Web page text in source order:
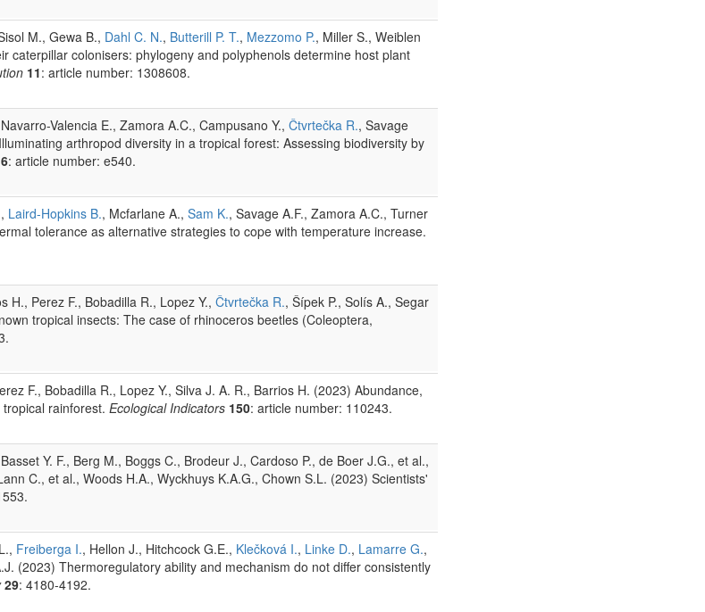
M., Gewa B., Dahl C. N., Butterill P. T., Mezzomo P., Miller S., Weiblen
caterpillar colonisers: phylogeny and polyphenols determine host plant
11: article number: 1308608.
Valencia E., Zamora A.C., Campusano Y., Čtvrtečka R., Savage
arthropod diversity in a tropical forest: Assessing biodiversity by
6: article number: e540.
, Laird-Hopkins B., Mcfarlane A., Sam K., Savage A.F., Zamora A.C., Turner
tolerance as alternative strategies to cope with temperature increase.
H., Perez F., Bobadilla R., Lopez Y., Čtvrtečka R., Šípek P., Solís A., Segar
tropical insects: The case of rhinoceros beetles (Coleoptera,
F., Bobadilla R., Lopez Y., Silva J. A. R., Barrios H. (2023) Abundance,
rainforest. Ecological Indicators 150: article number: 110243.
Y. F., Berg M., Boggs C., Brodeur J., Cardoso P., de Boer J.G., et al.,
C., et al., Woods H.A., Wyckhuys K.A.G., Chown S.L. (2023) Scientists'
Freiberga I., Hellon J., Hitchcock G.E., Klečková I., Linke D., Lamarre G.,
(2023) Thermoregulatory ability and mechanism do not differ consistently
29: 4180-4192.